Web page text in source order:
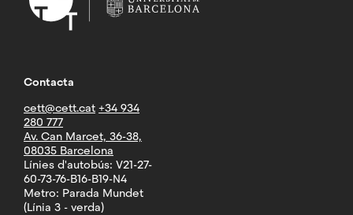
Contacta
cett@cett.cat +34 934
280 777
Av. Can Marcet, 36-38,
08035 Barcelona
Línies d'autobús: V21-27-
60-73-76-B16-B19-N4
Metro: Parada Mundet
(Línia 3 - verda)